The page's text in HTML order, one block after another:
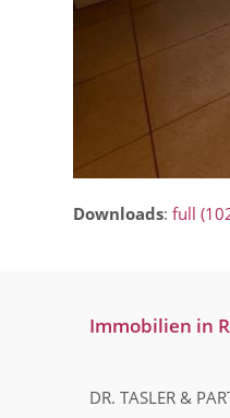
Downloads:full
Immobilien in
DR. TASLER &